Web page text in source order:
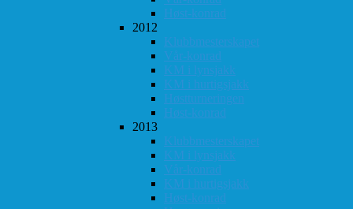
Høst-konrad
2012
Klubbmesterskapet
Vår-konrad
KM i lynsjakk
KM i hurtigsjakk
Høstturneringen
Høst-konrad
2013
Klubbmesterskapet
KM i lynsjakk
Vår-konrad
KM i hurtigsjakk
Høst-konrad